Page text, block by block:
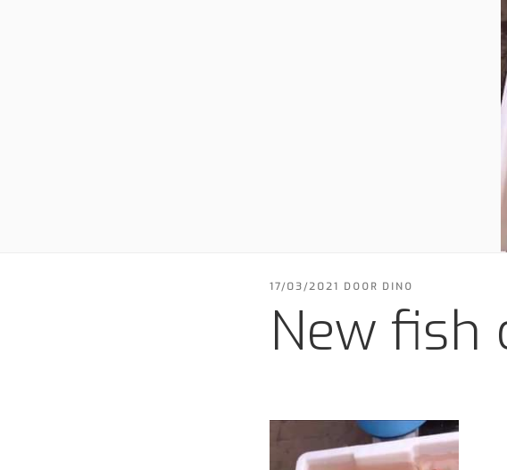
GEPLAATST
17/03/2021 DOOR DINO
New